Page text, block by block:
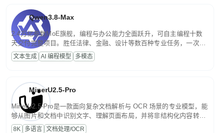
Qwen3.8-Max
2.4万亿参数MoE旗舰，编程与办公能力全面跃升，可自主编程十数
天交付完整项目。胜任法律、金融、设计等数百种专业任务，一次对
话端到端交付生产级成果。原生视觉理解贯穿规划、执行与验证全流
程，支持超长文档与长视频的深度语义解析。长程任务中自主规划与
文本生成 AI 编程模型 多模态
MinerU2.5-Pro
MinerU2.5-Pro是一款面向复杂文档解析与 OCR 场景的专业模型，能
够从图片和文档中识别文字、理解页面布局，并将非结构化内容转换
为便于存储、检索和二次处理的结构化结果。
8K 多语言 文档处理/OCR